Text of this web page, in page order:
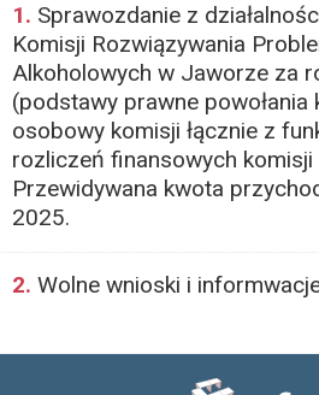
1. Sprawozdanie z
Komisji Rozwiązywania
Alkoholowych w Jaworze za
(podstawy prawne powołania
osobowy komisji łącznie z
rozliczeń finansowych
Przewidywana kwota
2025.
2. Wolne wnioski i